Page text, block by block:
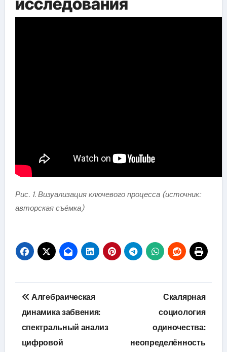
Рис. 1. Визуализация ключевого процесса (источник:
авторская съёмка)
Навигация
по
записям
Алгебраическая
динамика забвения:
спектральный анализ
цифровой
Скалярная
социология
одиночества:
неопределённость